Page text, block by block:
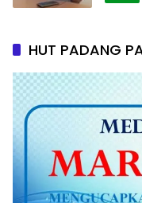
HUT PADANG